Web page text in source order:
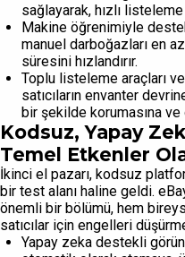
sağlayarak, hızlı
Makine öğrenimiyle
manuel darboğazları en
süresini hızlandırır.
Toplu listeleme araçları
satıcıların envanter
bir şekilde korumasına
Kodsuz, Yapay
Temel Etkenler
İkinci el pazarı, kodsuz
bir test alanı haline geldi.
önemli bir bölümü, hem
satıcılar için engelleri
Yapay zeka destekli